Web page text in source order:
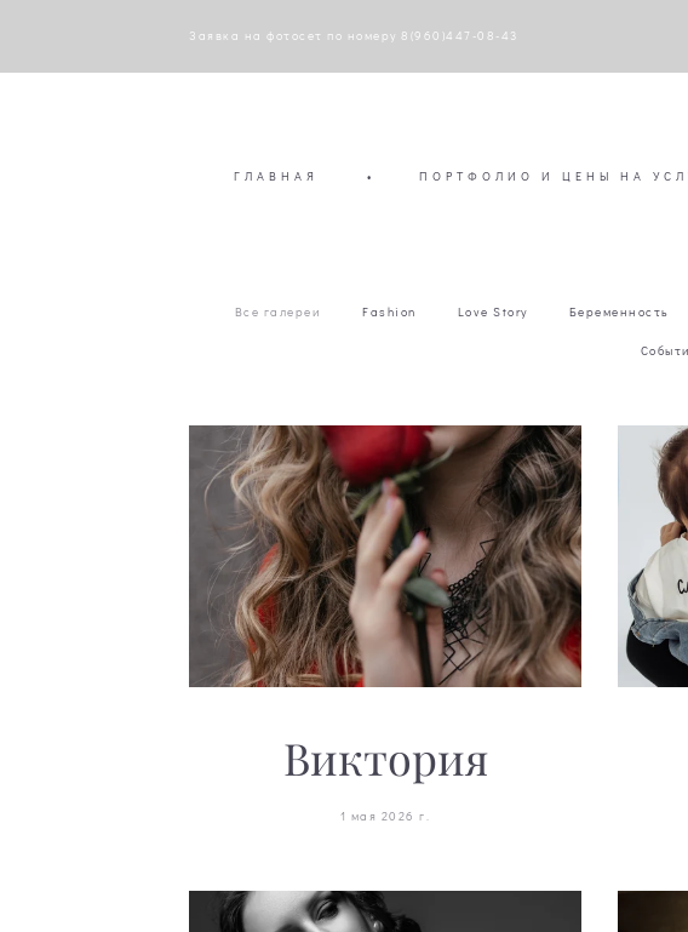
Заявка на фотосет по номеру 8(960)447-08-43
ГЛАВНАЯ • ПОРТФОЛИО И ЦЕНЫ НА
Все галереи Fashion Love Story Беременность
Виктория
1 мая 2026 г.